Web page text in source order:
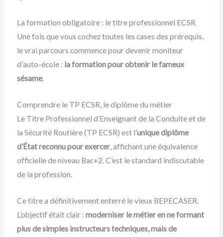
La formation obligatoire : le titre professionnel ECSR
Une fois que vous cochez toutes les cases des prérequis,
le vrai parcours commence pour devenir moniteur
d’auto-école : la formation pour obtenir le fameux
sésame.
Comprendre le TP ECSR, le diplôme du métier
Le Titre Professionnel d’Enseignant de la Conduite et de
la Sécurité Routière (TP ECSR) est l’unique diplôme
d’État reconnu pour exercer, affichant une équivalence
officielle de niveau Bac+2. C’est le standard indiscutable
de la profession.
Ce titre a définitivement enterré le vieux BEPECASER.
L’objectif était clair : moderniser le métier en ne formant
plus de simples instructeurs techniques, mais de